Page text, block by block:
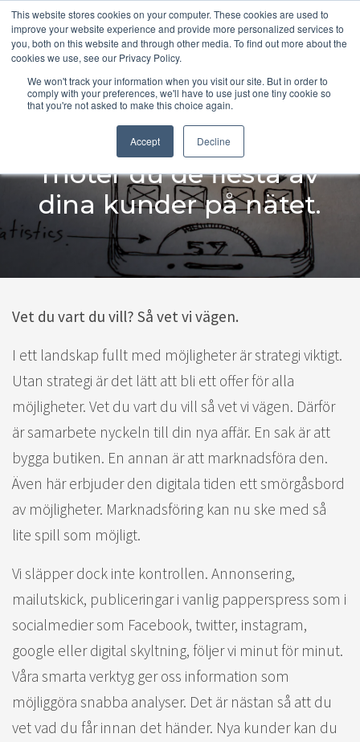
This website stores cookies on your computer. These cookies are used to
improve your website experience and provide more personalized services to
you, both on this website and through other media. To find out more about the
cookies we use, see our Privacy Policy.
We won't track your information when you visit our site. But in order to
comply with your preferences, we'll have to use just one tiny cookie so
that you're not asked to make this choice again.
Accept Decline
Allra senast imorgon
möter du de flesta av
dina kunder på nätet.
Vet du vart du vill? Så vet vi vägen.
I ett landskap fullt med möjligheter är strategi viktigt.
Utan strategi är det lätt att bli ett offer för alla
möjligheter. Vet du vart du vill så vet vi vägen. Därför
är samarbete nyckeln till din nya affär. En sak är att
bygga butiken. En annan är att marknadsföra den.
Även här erbjuder den digitala tiden ett smörgåsbord
av möjligheter. Marknadsföring kan nu ske med så
lite spill som möjligt.
Vi släpper dock inte kontrollen. Annonsering,
mailutskick, publiceringar i vanlig papperspress som i
socialmedier som Facebook, twitter, instagram,
google eller digital skyltning, följer vi minut för minut.
Våra smarta verktyg ger oss information som
möjliggöra snabba analyser. Det är nästan så att du
vet vad du får innan det händer. Nya kunder kan du